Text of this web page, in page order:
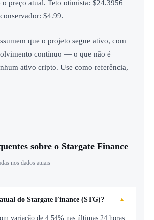
o preço atual. Teto otimista: $24.3956
$4.99.
que o projeto segue ativo, com
contínuo — o que não é
ativo cripto. Use como referência,
sobre o Stargate Finance
nos dados atuais
do Stargate Finance (STG)? ▼
variação de 4.54% nas últimas 24 horas.